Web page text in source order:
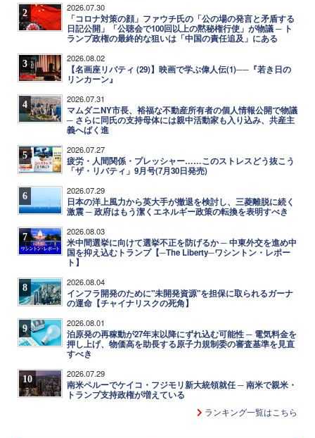
2 2026.07.30
「コロナ対策の顔」ファウチ氏の「公の場の発言と矛盾する
日記公開」「公聴会で100回以上の黙秘権行使」が物議 ─ ト
ランプ政権の最終的な狙いは「中国の責任追及」にある
3 2026.08.02
【名画座リバティ (29)】映画で学ぶ偉人伝(1)──『若き日の
リンカーン』
4 2026.07.31
マムダニNY市長、裕福な不動産所有者の個人情報公開で物議
─ さらに同氏の支持母体には親中活動家も入り込み、共産主
義へばく進
5 2026.07.27
疲労・人間関係・プレッシャー……このストレスどう抜こう
「ザ・リバティ」9月号(7月30日発売)
6 2026.07.29
日本の洋上風力から英大手が撤退を検討し、三菱離脱に続く
激震 ─ 政府はもう潔くエネルギー政策の転換を表明すべき
7 2026.08.03
米中間選挙に向けて選挙不正を防げるか ─ 中東外交を進め中
国を抑え込むトランプ【─The Liberty─ワシントン・レポー
ト】
8 2026.08.04
インフラ開発のために"未開発資源"を担保に取られるガーナ
の運命【チャイナリスクの死角】
9 2026.08.01
泊原発の再稼動が27年末以降にずれ込む可能性 ─ 電気料金を
押し上げ、物価高を助長する原子力規制委の審査基準を見直
すべき
10 2026.07.29
南米ペルーでケイコ・フジモリ新大統領就任 ─ 南米で親米・
トランプ支持政権が増えている
ランキング一覧はこちら